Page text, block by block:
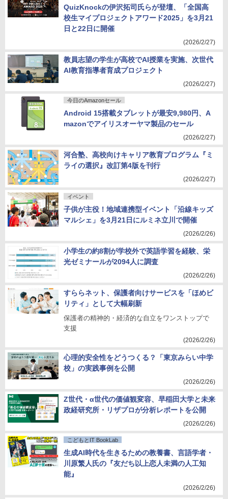
QuizKnockの伊沢拓司氏らが登壇、「全国高
校生マイプロジェクトアワード2025」を3月21
日と22日に開催
(2026/2/27)
教員志望の学生が高校でAI授業を実施、次世代
AI教育指導者育成プロジェクト
(2026/2/27)
今日のAmazonセール
Android 15搭載タブレットが最安9,980円、A
mazonでアイリスオーヤマ製品のセール
(2026/2/27)
河合塾、高校向けキャリア教育プログラム『ミ
ライの選択』改訂第4版を刊行
(2026/2/27)
イベント
子供が主役！地域連携型イベント「沿線キッズ
マルシェ」を3月21日にルミネ立川で開催
(2026/2/26)
小学生の約8割が学校外で英語学習を経験、栄
光ゼミナールが2094人に調査
(2026/2/26)
すららネット、保護者向けサービスを「ほめビ
リティ」として大幅刷新
保護者の精神的・経済的な自立をワンストップで
支援
(2026/2/26)
心理的安全性をどうつくる？「東京みらい中学
校」の実践事例を公開
(2026/2/26)
Z世代・α世代の価値観変容、早稲田大学と未来
政経研究所・リザプロが分析レポートを公開
(2026/2/26)
こどもとIT BookLab
生成AI時代を生きるための教養書、言語学者・
川原繁人氏の『友だち以上恋人未満の人工知
能』
(2026/2/26)